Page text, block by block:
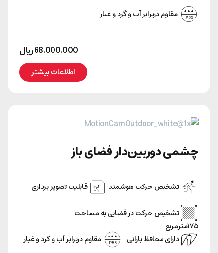
مقاوم دربرابر آب و گرد‌ و غبار
68.000.000﷼
اطلاعات بیشتر
چشمی دوربین‌دار فضای باز
تشخیص حرکت هوشمند قابلیت تصویر‌ برداری
تشخیص حرکت در فضایی به مساحت
۱۷۵متر‌مربع
دارای محافظ بارانی
مقاوم دربرابر آب و گرد‌ و غبار